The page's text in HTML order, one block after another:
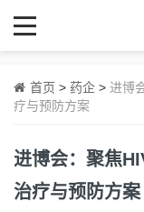
首页 > 药企 > 进博
疗与预防方案
进博会：聚焦
治疗与预防方案